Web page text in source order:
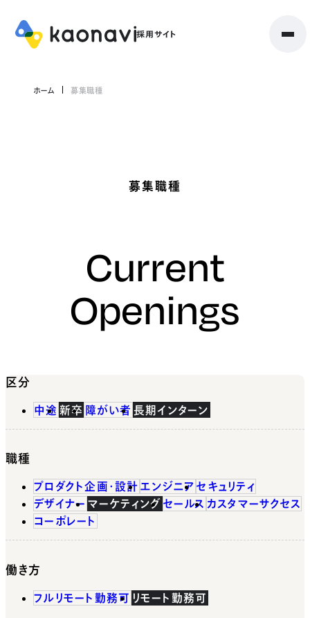
ホーム 募集職種
募集職種
Current
Openings
区分
中途 新卒 障がい者 長期インターン
職種
プロダクト企画・設計 エンジニア セキュリティ
デザイナー マーケティング セールス カスタマーサクセス
コーポレート
働き方
フルリモート勤務可 リモート勤務可